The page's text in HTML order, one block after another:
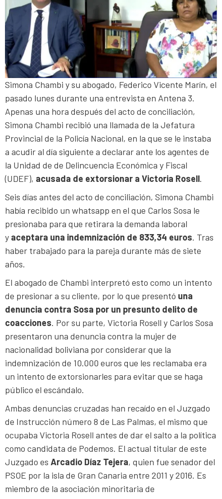
Simona Chambi y su abogado, Federico Vicente Marín, el
pasado lunes durante una entrevista en Antena 3.
Apenas una hora después del acto de conciliación,
Simona Chambi recibió una llamada de la Jefatura
Provincial de la Policía Nacional, en la que se le instaba
a acudir al día siguiente a declarar ante los agentes de
la Unidad de de Delincuencia Económica y Fiscal
(UDEF), acusada de extorsionar a Victoria Rosell.
Seis días antes del acto de conciliación, Simona Chambi
había recibido un whatsapp en el que Carlos Sosa le
presionaba para que retirara la demanda laboral
y aceptara una indemnización de 833,34 euros. Tras
haber trabajado para la pareja durante más de siete
años.
El abogado de Chambi interpretó esto como un intento
de presionar a su cliente, por lo que presentó una
denuncia contra Sosa por un presunto delito de
coacciones. Por su parte, Victoria Rosell y Carlos Sosa
presentaron una denuncia contra la mujer de
nacionalidad boliviana por considerar que la
indemnización de 10.000 euros que les reclamaba era
un intento de extorsionarles para evitar que se haga
público el escándalo.
Ambas denuncias cruzadas han recaído en el Juzgado
de Instrucción número 8 de Las Palmas, el mismo que
ocupaba Victoria Rosell antes de dar el salto a la política
como candidata de Podemos. El actual titular de este
Juzgado es Arcadio Díaz Tejera, quien fue senador del
PSOE por la isla de Gran Canaria entre 2011 y 2016. Es
miembro de la asociación minoritaria de